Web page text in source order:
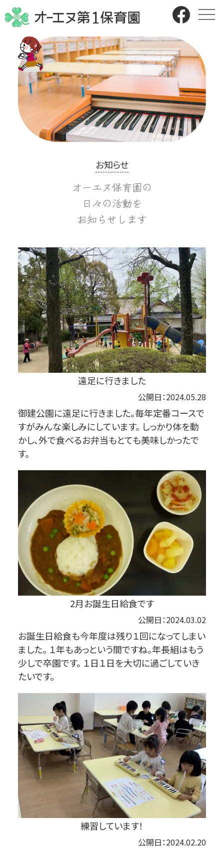
お知らせ
オーエヌ保育園の
日々の活動を
お知らせします
遠足に行きました
公開日：2024.05.28
御建公園に遠足に行きました。毎年定番コースで
すがみんな楽しみにしています。 しっかり体を動
かし、外で食べるお弁当もとても美味しかったで
す。
2月お誕生日給食です
公開日：2024.03.02
お誕生日給食も今年度は残り１回になってしまい
ました。 １年もあっという間ですね。年長組はもう
少しで卒園です。 １日１日を大切に過ごしていき
たいです。
練習しています！
公開日：2024.02.20